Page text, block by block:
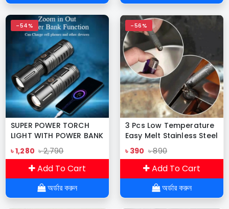
-54%
SUPER POWER TORCH
LIGHT WITH POWER BANK
৳ 1,280 ৳ 2,790
Add To Cart
অর্ডার করুন
-56%
3 Pcs Low Temperature
Easy Melt Stainless Steel
Welding Rods Universal
Welding Rod
৳ 390 ৳ 890
Add To Cart
অর্ডার করুন